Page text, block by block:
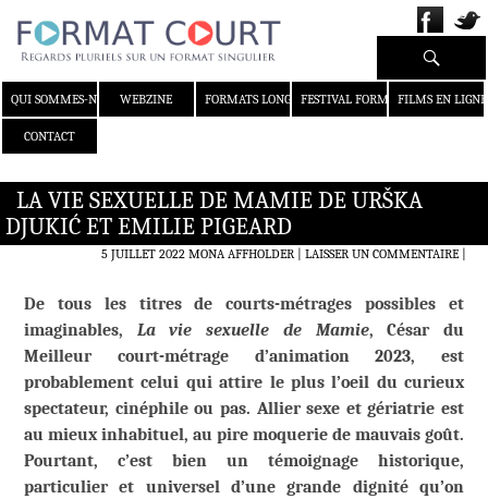
QUI SOMMES-NOUS ?WEBZINE FORMATS LONGS FESTIVAL FORMAT COURT
FILMS EN LIGNE
CONTACT
Recherche
LA VIE SEXUELLE DE MAMIE DE URŠKA
DJUKIĆ ET EMILIE PIGEARD
5 JUILLET 2022 MONA AFFHOLDER LAISSER UN COMMENTAIRE|
De tous les titres de courts-métrages possibles et
imaginables, La vie sexuelle de Mamie, César du
Meilleur court-métrage d’animation 2023, est
probablement celui qui attire le plus l’oeil du curieux
spectateur, cinéphile ou pas. Allier sexe et gériatrie est
au mieux inhabituel, au pire moquerie de mauvais goût.
Pourtant, c’est bien un témoignage historique,
particulier et universel d’une grande dignité qu’on